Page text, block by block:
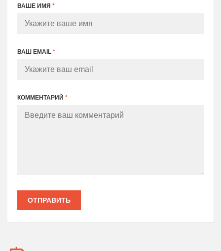
ВАШЕ ИМЯ *
ВАШ EMAIL *
КОММЕНТАРИЙ *
ОТПРАВИТЬ